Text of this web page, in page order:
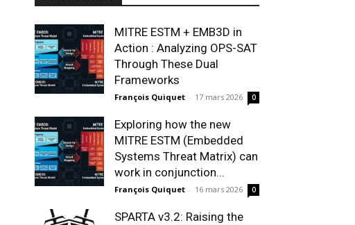
MITRE ESTM + EMB3D in
Action : Analyzing OPS-SAT
Through These Dual
Frameworks
François Quiquet - 17 mars 2026 0
Exploring how the new
MITRE ESTM (Embedded
Systems Threat Matrix) can
work in conjunction...
François Quiquet - 16 mars 2026 0
SPARTA v3.2: Raising the